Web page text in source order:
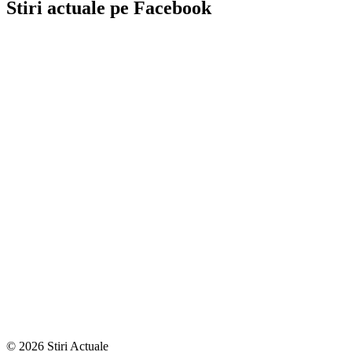
Stiri actuale pe Facebook
© 2026 Stiri Actuale